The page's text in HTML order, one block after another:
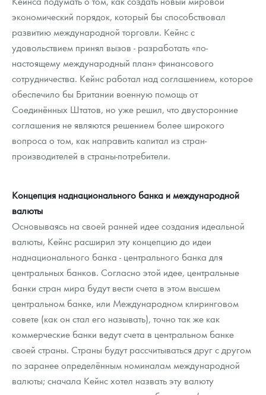
экономический порядок, который бы способствовал
развитию международной торговли. Кейнс с
удовольствием принял вызов - разработать «по-
настоящему международный план» финансового
сотрудничества. Кейнс работал над соглашением, которое
обеспечило бы Британии военную помощь от
Соединённых Штатов, но уже решил, что двусторонние
соглашения не являются решением более широкого
вопроса о том, как направить капитал из стран-
производителей в страны-потребители.
Концепция наднационального банка и международной
валюты
Основываясь на своей ранней идее создания идеальной
валюты, Кейнс расширил эту концепцию до идеи
наднационального банка - центрального банка для
центральных банков. Согласно этой идее, центральные
банки стран мира будут вести счета в этом высшем
центральном банке, или Международном клиринговом
совете (как он стал его называть), точно так же как
коммерческие банки ведут счета в центральном банке
своей страны. Страны будут рассчитываться друг с другом
по заранее определённым номиналам международной
валюты; сначала Кейнс хотел назвать эту валюту